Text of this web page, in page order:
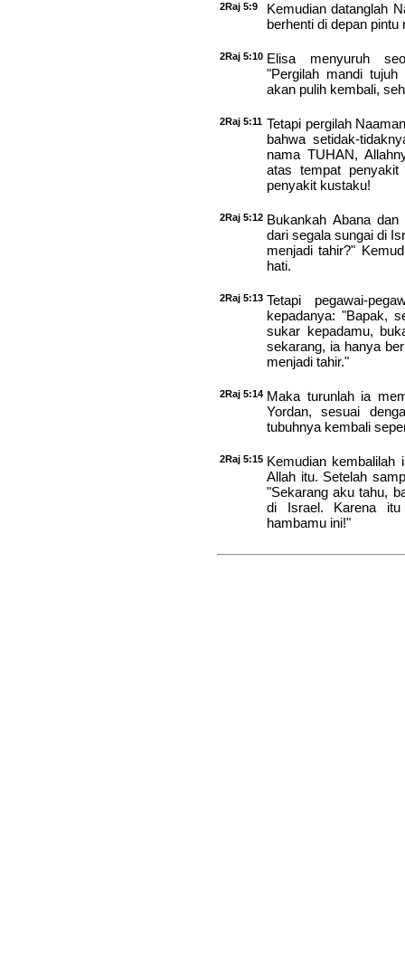
2Raj 5:9
Kemudian datanglah
berhenti di depan pintu
2Raj 5:10 Elisa menyuruh
"Pergilah mandi
akan pulih kembali,
2Raj 5:11 Tetapi pergilah
bahwa setidak-
nama TUHAN,
atas tempat penyakit
penyakit kustaku!
2Raj 5:12 Bukankah Abana
dari segala sungai di
menjadi tahir?"
hati.
2Raj 5:13 Tetapi pegawai-
kepadanya: "Bapak,
sukar kepadamu,
sekarang, ia hanya
menjadi tahir."
2Raj 5:14 Maka turunlah ia
Yordan, sesuai
tubuhnya kembali
2Raj 5:15 Kemudian kembalilah
Allah itu. Setelah
"Sekarang aku tahu,
di Israel. Karena itu
hambamu ini!"